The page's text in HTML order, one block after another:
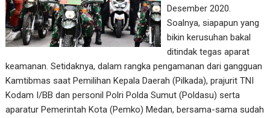
Desember 2020.
Soalnya, siapapun yang
bikin kerusuhan bakal
ditindak tegas aparat
keamanan. Setidaknya, dalam rangka pengamanan dari gangguan
Kamtibmas saat Pemilihan Kepala Daerah (Pilkada), prajurit TNI
Kodam I/BB dan personil Polri Polda Sumut (Poldasu) serta
aparatur Pemerintah Kota (Pemko) Medan, bersama-sama sudah